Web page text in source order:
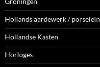
Hollands aardewerk / porselein
Hollandse Kasten
Horloges